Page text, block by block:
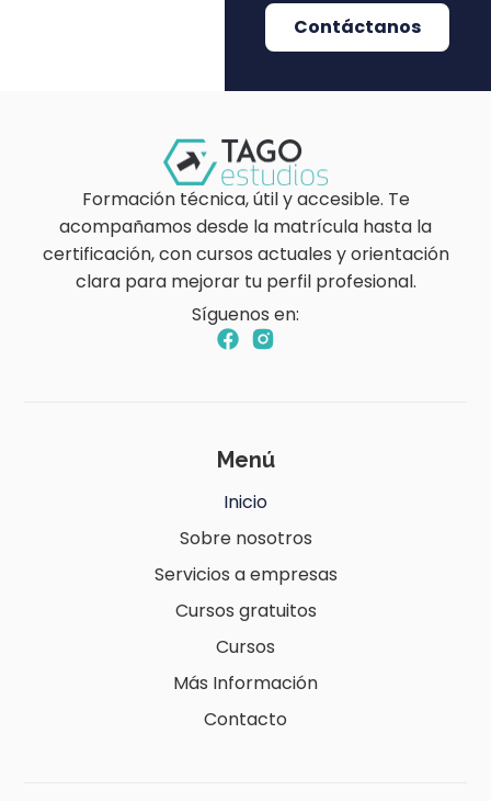
Contáctanos
Formación técnica, útil y accesible. Te
acompañamos desde la matrícula hasta la
certificación, con cursos actuales y orientación
clara para mejorar tu perfil profesional.
Síguenos en:
Menú
Inicio
Sobre nosotros
Servicios a empresas
Cursos gratuitos
Cursos
Más Información
Contacto